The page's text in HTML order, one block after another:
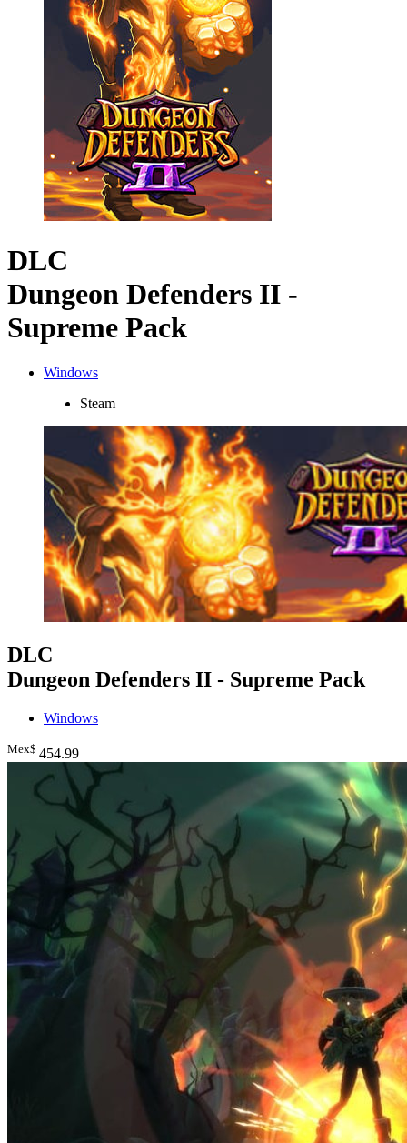
DLC
Dungeon Defenders II -
Supreme Pack
Windows
Steam
DLC
Dungeon Defenders II - Supreme Pack
Windows
Mex$ 454.99